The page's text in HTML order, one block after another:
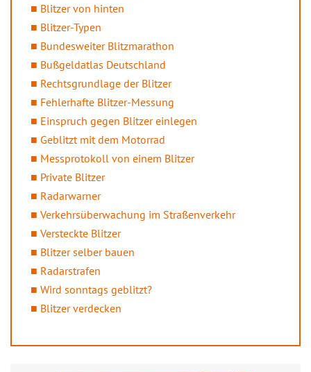
Blitzer von hinten
Blitzer-Typen
Bundesweiter Blitzmarathon
Bußgeldatlas Deutschland
Rechtsgrundlage der Blitzer
Fehlerhafte Blitzer-Messung
Einspruch gegen Blitzer einlegen
Geblitzt mit dem Motorrad
Messprotokoll von einem Blitzer
Private Blitzer
Radarwarner
Verkehrsüberwachung im Straßenverkehr
Versteckte Blitzer
Blitzer selber bauen
Radarstrafen
Wird sonntags geblitzt?
Blitzer verdecken